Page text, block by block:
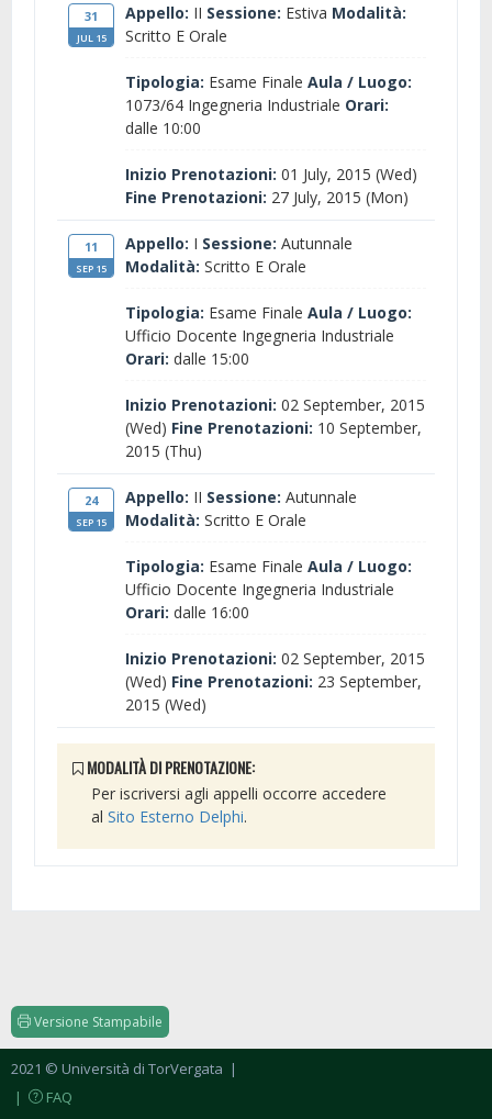
31
JUL 15
Appello: II Sessione: Estiva Modalità:
Scritto E Orale
Tipologia: Esame Finale Aula / Luogo:
1073/64 Ingegneria Industriale Orari:
dalle 10:00
Inizio Prenotazioni: 01 July, 2015 (Wed)
Fine Prenotazioni: 27 July, 2015 (Mon)
11
SEP 15
Appello: I Sessione: Autunnale
Modalità: Scritto E Orale
Tipologia: Esame Finale Aula / Luogo:
Ufficio Docente Ingegneria Industriale
Orari: dalle 15:00
Inizio Prenotazioni: 02 September, 2015
(Wed) Fine Prenotazioni: 10 September,
2015 (Thu)
24
SEP 15
Appello: II Sessione: Autunnale
Modalità: Scritto E Orale
Tipologia: Esame Finale Aula / Luogo:
Ufficio Docente Ingegneria Industriale
Orari: dalle 16:00
Inizio Prenotazioni: 02 September, 2015
(Wed) Fine Prenotazioni: 23 September,
2015 (Wed)
MODALITÀ DI PRENOTAZIONE:
Per iscriversi agli appelli occorre accedere
al Sito Esterno Delphi.
Versione Stampabile
2021 © Università di TorVergata
|
FAQ
|